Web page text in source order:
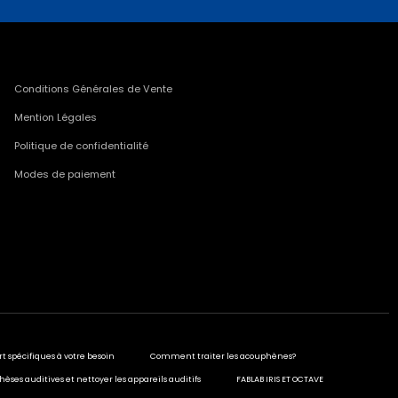
Conditions Générales de Vente
Mention Légales
Politique de confidentialité
Modes de paiement
spécifiques à votre besoin Comment traiter les acouphènes?
auditives et nettoyer les appareils auditifs FABLAB IRIS ET OCTAVE